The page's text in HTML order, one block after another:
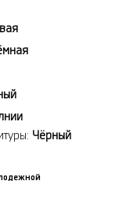
Чёрный